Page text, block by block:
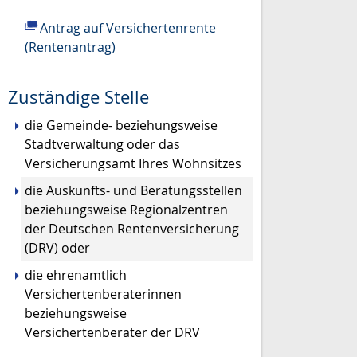
Antrag auf Versichertenrente
(Rentenantrag)
Zuständige Stelle
die Gemeinde- beziehungsweise
Stadtverwaltung oder das
Versicherungsamt Ihres Wohnsitzes
die Auskunfts- und Beratungsstellen
beziehungsweise Regionalzentren
der Deutschen Rentenversicherung
(DRV) oder
die ehrenamtlich
Versichertenberaterinnen
beziehungsweise
Versichertenberater der DRV